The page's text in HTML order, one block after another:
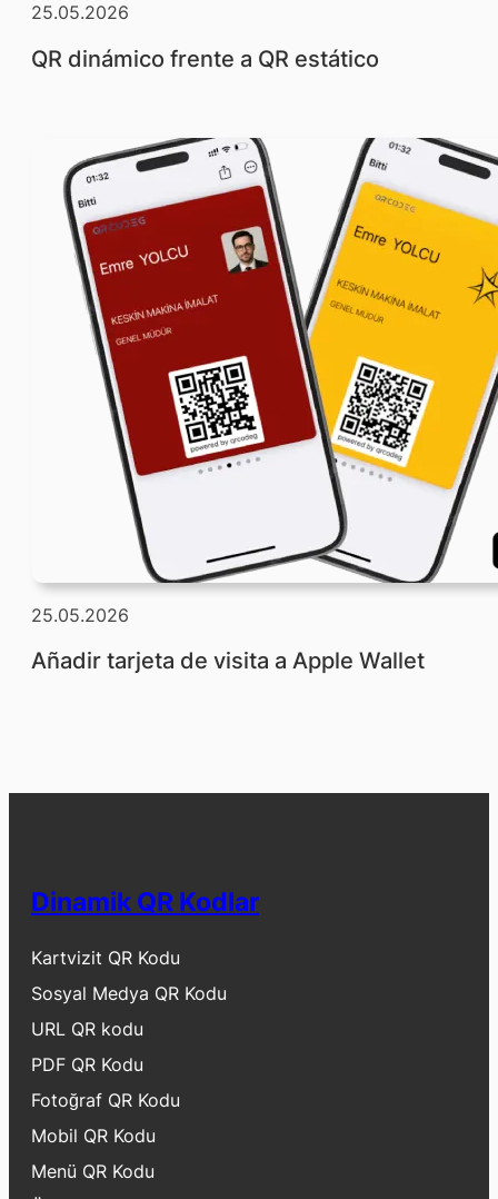
25.05.2026
QR dinámico frente a QR estático
25.05.2026
Añadir tarjeta de visita a Apple Wallet
Dinamik QR Kodlar
Kartvizit QR Kodu
Sosyal Medya QR Kodu
URL QR kodu
PDF QR Kodu
Fotoğraf QR Kodu
Mobil QR Kodu
Menü QR Kodu